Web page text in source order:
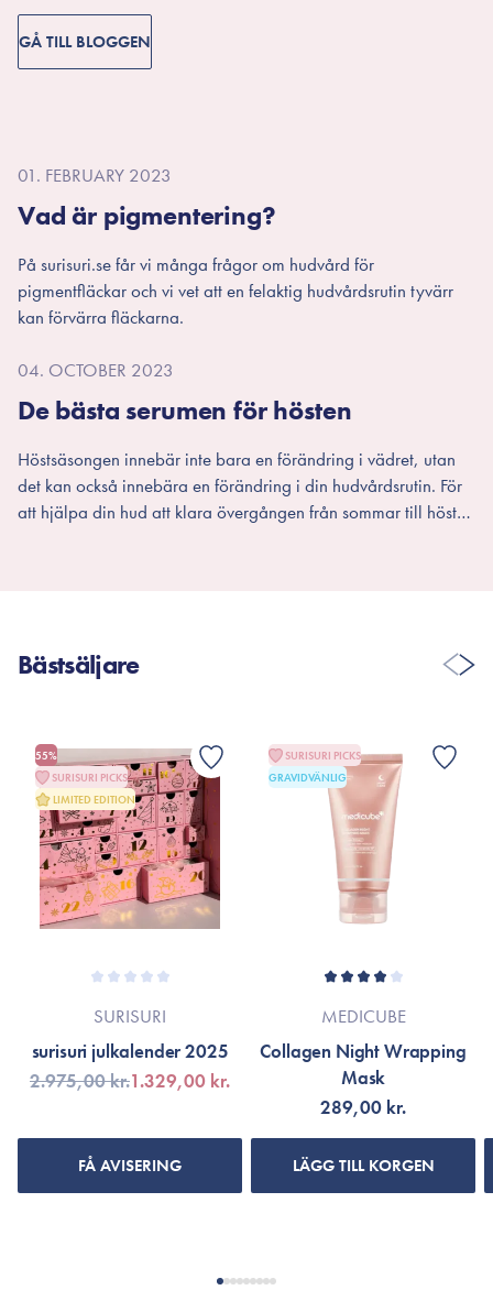
GÅ TILL BLOGGEN
01. FEBRUARY 2023
Vad är pigmentering?
På surisuri.se får vi många frågor om hudvård för
pigmentfläckar och vi vet att en felaktig hudvårdsrutin tyvärr
kan förvärra fläckarna.
04. OCTOBER 2023
De bästa serumen för hösten
Höstsäsongen innebär inte bara en förändring i vädret, utan
det kan också innebära en förändring i din hudvårdsrutin. För
att hjälpa din hud att klara övergången från sommar till höst
Bästsäljare
55%
SURISURI PICKS
LIMITED EDITION
SURISURI
surisuri julkalender 2025
2.975,00 kr.1.329,00 kr.
FÅ AVISERING
SURISURI PICKS
GRAVIDVÄNLIG
MEDICUBE
Collagen Night Wrapping
Mask
289,00 kr.
LÄGG TILL KORGEN